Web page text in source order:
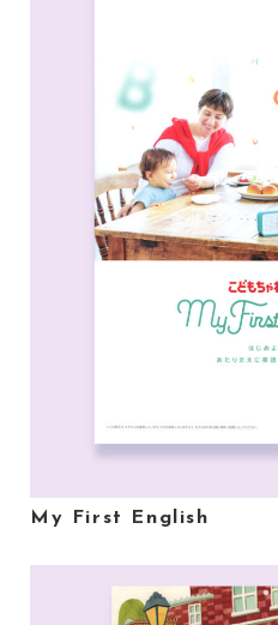
My First English